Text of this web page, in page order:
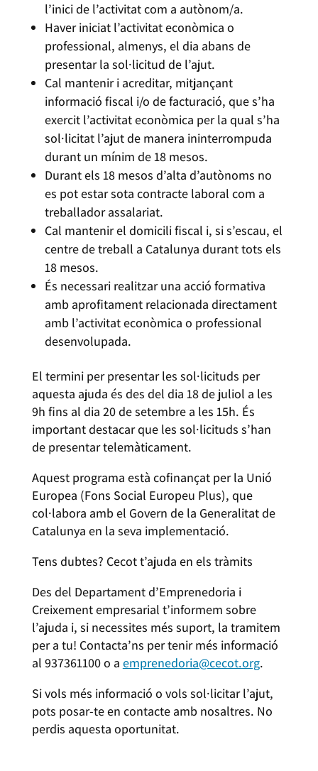
l’inici de l’activitat com a autònom/a.
Haver iniciat l’activitat econòmica o
professional, almenys, el dia abans de
presentar la sol·licitud de l’ajut.
Cal mantenir i acreditar, mitjançant
informació fiscal i/o de facturació, que s’ha
exercit l’activitat econòmica per la qual s’ha
sol·licitat l’ajut de manera ininterrompuda
durant un mínim de 18 mesos.
Durant els 18 mesos d’alta d’autònoms no
es pot estar sota contracte laboral com a
treballador assalariat.
Cal mantenir el domicili fiscal i, si s’escau, el
centre de treball a Catalunya durant tots els
18 mesos.
És necessari realitzar una acció formativa
amb aprofitament relacionada directament
amb l’activitat econòmica o professional
desenvolupada.
El termini per presentar les sol·licituds per
aquesta ajuda és des del dia 18 de juliol a les
9h fins al dia 20 de setembre a les 15h. És
important destacar que les sol·licituds s’han
de presentar telemàticament.
Aquest programa està cofinançat per la Unió
Europea (Fons Social Europeu Plus), que
col·labora amb el Govern de la Generalitat de
Catalunya en la seva implementació.
Tens dubtes? Cecot t’ajuda en els tràmits
Des del Departament d’Emprenedoria i
Creixement empresarial t’informem sobre
l’ajuda i, si necessites més suport, la tramitem
per a tu! Contacta’ns per tenir més informació
al 937361100 o a emprenedoria@cecot.org.
Si vols més informació o vols sol·licitar l’ajut,
pots posar-te en contacte amb nosaltres. No
perdis aquesta oportunitat.